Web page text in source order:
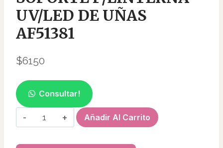
UV/LED DE UÑAS
AF51381
$6150
Consultar!
SOPORTE
P/LINTERNA
Añadir Al Carrito